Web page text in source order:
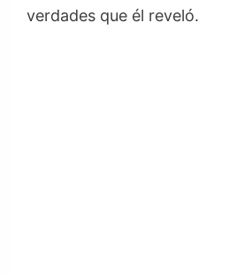
verdades que él reveló.